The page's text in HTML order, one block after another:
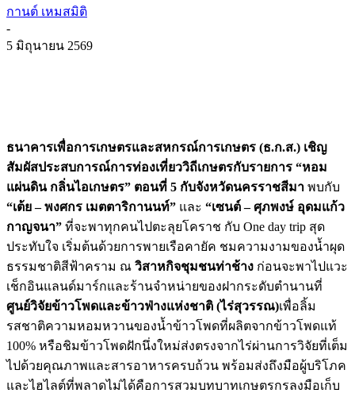
กานต์ เหมสมิติ
-
5 มิถุนายน 2569
ธนาคารเพื่อการเกษตรและสหกรณ์การเกษตร (ธ.ก.ส.) เชิญ
สัมผัสประสบการณ์การท่องเที่ยววิถีเกษตรกับรายการ “หอม
แผ่นดิน กลิ่นไอเกษตร” ตอนที่ 5 กับจังหวัดนครราชสีมา พบกับ
“เต้ย – พงศกร เมตตาริกานนท์” และ “เซนต์ – ศุภพงษ์ อุดมแก้ว
กาญจนา” ที่จะพาทุกคนไปตะลุยโคราช กับ One day trip สุด
ประทับใจ เริ่มต้นด้วยการพายเรือคายัค ชมความงามของนํ้าผุด
ธรรมชาติสีฟ้าคราม ณ วิสาหกิจชุมชนท่าช้าง ก่อนจะพาไปแวะ
เช็กอินแลนด์มาร์กและร้านจำหน่ายของฝากระดับตำนานที่
ศูนย์วิจัยข้าวโพดและข้าวฟ่างแห่งชาติ (ไร่สุวรรณ)เพื่อลิ้ม
รสชาติความหอมหวานของน้ำข้าวโพดที่ผลิตจากข้าวโพดแท้
100% หรือชิมข้าวโพดฝักนึ่งใหม่ส่งตรงจากไร่ผ่านการวิจัยที่เต็ม
ไปด้วยคุณภาพและสารอาหารครบถ้วน พร้อมส่งถึงมือผู้บริโภค
และไฮไลต์ที่พลาดไม่ได้คือการสวมบทบาทเกษตรกรลงมือเก็บ